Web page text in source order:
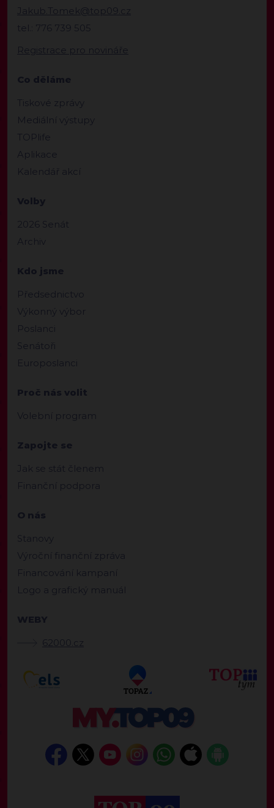
Jakub.Tomek@top09.cz
tel.: 776 739 505
Registrace pro novináře
Co děláme
Tiskové zprávy
Mediální výstupy
TOPlife
Aplikace
Kalendář akcí
Volby
2026 Senát
Archiv
Kdo jsme
Předsednictvo
Výkonný výbor
Poslanci
Senátoři
Europoslanci
Proč nás volit
Volební program
Zapojte se
Jak se stát členem
Finanční podpora
O nás
Stanovy
Výroční finanční zpráva
Financování kampaní
Logo a grafický manuál
WEBY
62000.cz